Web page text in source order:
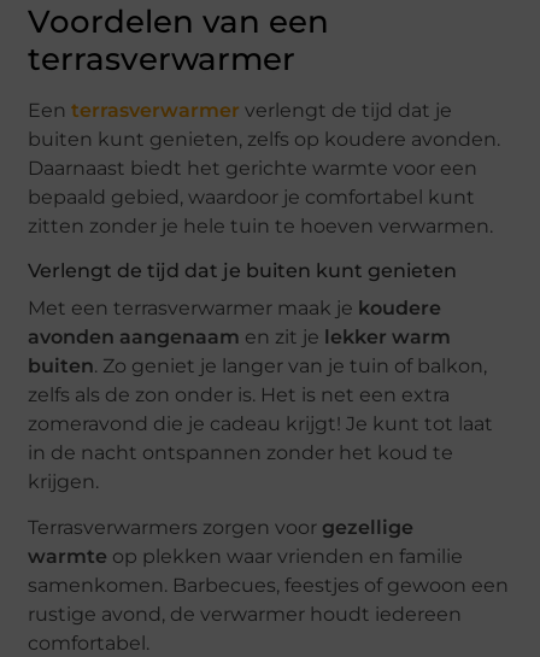
Voordelen van een
terrasverwarmer
Eenterrasverwarmer verlengt de tijd dat je
buiten kunt genieten, zelfs op koudere avonden.
Daarnaast biedt het gerichte warmte voor een
bepaald gebied, waardoor je comfortabel kunt
zitten zonder je hele tuin te hoeven verwarmen.
Verlengt de tijd dat je buiten kunt genieten
Met een terrasverwarmer maak je koudere
avonden aangenaam en zit je lekker warm
buiten. Zo geniet je langer van je tuin of balkon,
zelfs als de zon onder is. Het is net een extra
zomeravond die je cadeau krijgt! Je kunt tot laat
in de nacht ontspannen zonder het koud te
krijgen.
Terrasverwarmers zorgen voor gezellige
warmte op plekken waar vrienden en familie
samenkomen. Barbecues, feestjes of gewoon een
rustige avond, de verwarmer houdt iedereen
comfortabel.